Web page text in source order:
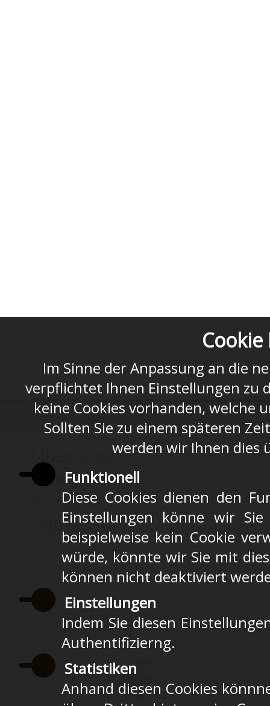
kontakt@fiesemadaen.de
Spielplan
Kontakt
Impressum
Im Sinne der Anpassung an die
verpflichtet Ihnen Einstellungen zu
keine Cookies vorhanden, welche
Sollten Sie zu einem späteren
werden wir Ihnen dies
Funktionell
Diese Cookies dienen den
Einstellungen könne wir
beispielweise kein Cookie
würde, könnte wir Sie mit
können nicht deaktiviert
Einstellungen
Indem Sie diesen
Authentifizierng.
Statistiken
Anhand diesen Cookies